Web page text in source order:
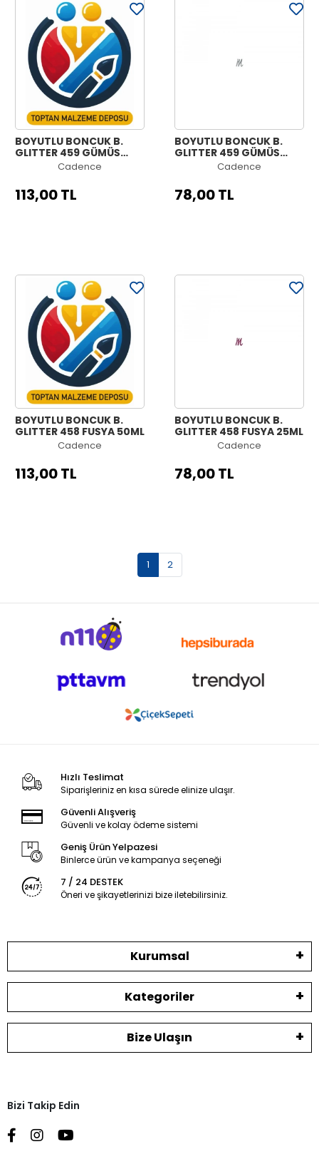
BOYUTLU BONCUK B.
GLITTER 459 GÜMÜŞ
GÖKKUŞAĞI 50ML
Cadence
113,00 TL
BOYUTLU BONCUK B.
GLITTER 459 GÜMÜŞ
GÖKKUŞAĞI 25ML
Cadence
78,00 TL
BOYUTLU BONCUK B.
GLITTER 458 FUŞYA 50ML
Cadence
113,00 TL
BOYUTLU BONCUK B.
GLITTER 458 FUŞYA 25ML
Cadence
78,00 TL
1 2
Hızlı Teslimat
Siparişleriniz en kısa sürede elinize ulaşır.
Güvenli Alışveriş
Güvenli ve kolay ödeme sistemi
Geniş Ürün Yelpazesi
Binlerce ürün ve kampanya seçeneği
7 / 24 DESTEK
Öneri ve şikayetlerinizi bize iletebilirsiniz.
Kurumsal
Kategoriler
Bize Ulaşın
Bizi Takip Edin